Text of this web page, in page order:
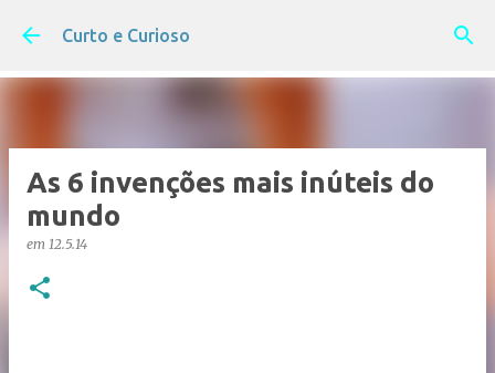
Pular para o conteúdo principal
Curto e Curioso
As 6 invenções mais inúteis do
mundo
em 12.5.14